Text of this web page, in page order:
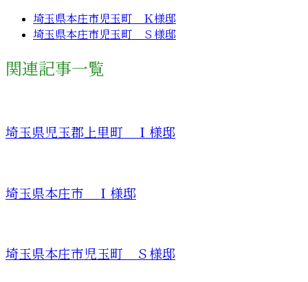
埼玉県本庄市児玉町 Ｋ様邸
埼玉県本庄市児玉町 Ｓ様邸
関連記事一覧
埼玉県児玉郡上里町 Ｉ様邸
埼玉県本庄市 Ｉ様邸
埼玉県本庄市児玉町 Ｓ様邸